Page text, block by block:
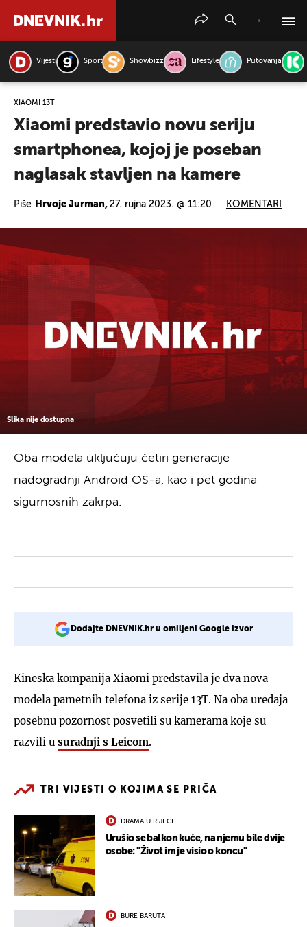
Vijesti Sport Showbizz Lifestyle Putovanja
XIAOMI 13T
Xiaomi predstavio novu seriju
smartphonea, kojoj je poseban
naglasak stavljen na kamere
Piše Hrvoje Jurman, 27. rujna 2023. @ 11:20 KOMENTARI
Slika nije dostupna
Oba modela uključuju četiri generacije
nadogradnji Android OS-a, kao i pet godina
sigurnosnih zakrpa.
Dodajte DNEVNIK.hr u omiljeni Google izvor
Kineska kompanija Xiaomi predstavila je dva nova
modela pametnih telefona iz serije 13T. Na oba uređaja
posebnu pozornost posvetili su kamerama koje su
razvili u suradnji s Leicom.
TRI VIJESTI O KOJIMA SE PRIČA
DRAMA U RIJECI
Urušio se balkon kuće, na njemu bile dvije
osobe: "Život im je visio o koncu"
BURE BARUTA
PRETRAŽITE VIJESTI